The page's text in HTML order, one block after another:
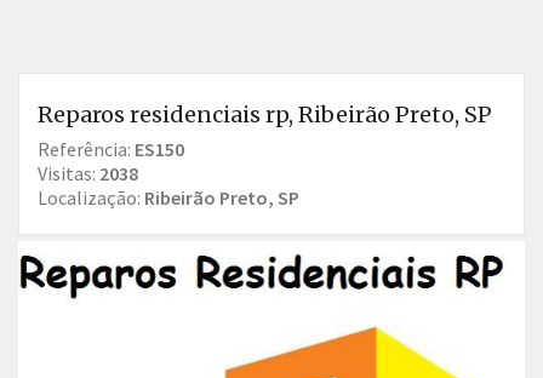
Reparos residenciais rp, Ribeirão Preto, SP
Referência: ES150
Visitas: 2038
Localização: Ribeirão Preto, SP